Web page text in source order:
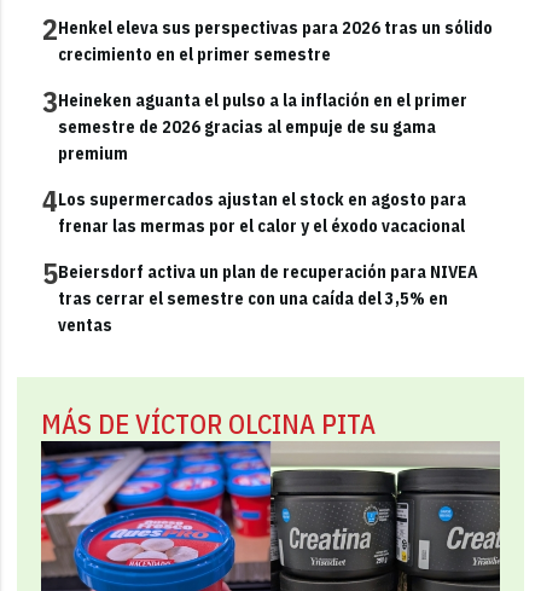
2Henkel eleva sus perspectivas para 2026 tras un sólido
crecimiento en el primer semestre
3Heineken aguanta el pulso a la inflación en el primer
semestre de 2026 gracias al empuje de su gama
premium
4Los supermercados ajustan el stock en agosto para
frenar las mermas por el calor y el éxodo vacacional
5Beiersdorf activa un plan de recuperación para NIVEA
tras cerrar el semestre con una caída del 3,5% en
ventas
MÁS DE VÍCTOR OLCINA PITA